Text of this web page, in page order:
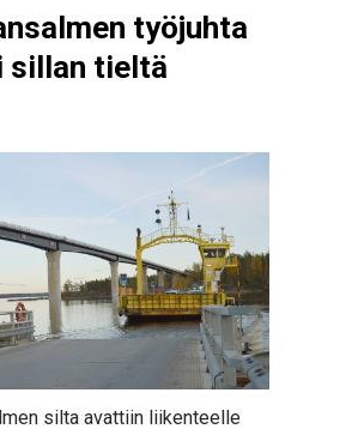
työjuhta
sillan tieltä
silta avattiin liikenteelle